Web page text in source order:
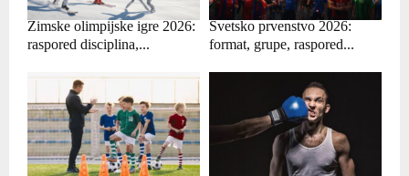
Zimske olimpijske igre 2026:
raspored disciplina,...
Svetsko prvenstvo 2026:
format, grupe, raspored...